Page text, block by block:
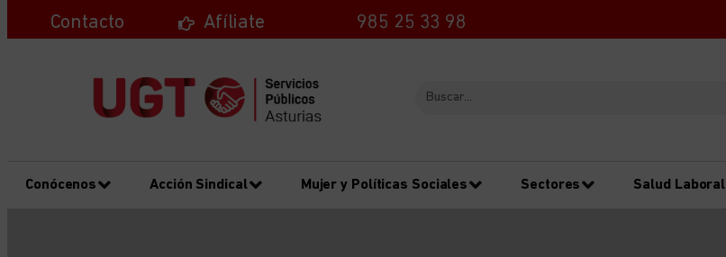
Contacto Afíliate 985 25 33 98
Conócenos Acción Sindical Mujer y Políticas Sociales Sectores Salud Laboral